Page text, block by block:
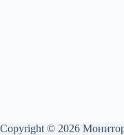
Copyright © 2026